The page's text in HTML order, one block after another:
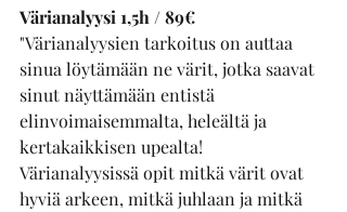
Värianalyysi 1,5h / 89€
"Värianalyysien tarkoitus on auttaa
sinua löytämään ne värit, jotka saavat
sinut näyttämään entistä
elinvoimaisemmalta, heleältä ja
kertakaikkisen upealta!
Värianalyysissä opit mitkä värit ovat
hyviä arkeen, mitkä juhlaan ja mitkä